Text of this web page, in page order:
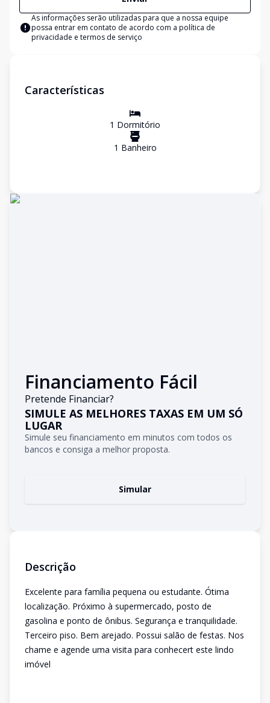
As informações serão utilizadas para que a nossa equipe
possa entrar em contato de acordo com a política de
privacidade e termos de serviço
Características
1 Dormitório
1 Banheiro
Financiamento Fácil
Pretende Financiar?
SIMULE AS MELHORES TAXAS EM UM SÓ
LUGAR
Simule seu financiamento em minutos com todos os
bancos e consiga a melhor proposta.
Simular
Descrição
Excelente para família pequena ou estudante. Ótima
localização. Próximo à supermercado, posto de
gasolina e ponto de ônibus. Segurança e tranquilidade.
Terceiro piso. Bem arejado. Possui salão de festas. Nos
chame e agende uma visita para conhecert este lindo
imóvel